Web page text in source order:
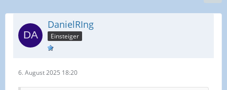
DanielRIng
Einsteiger
6. August 2025 18:20